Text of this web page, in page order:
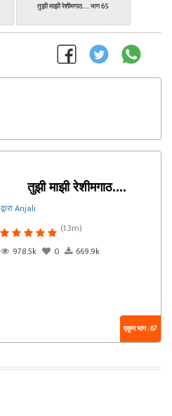
तुझी माझी रेशीमगाठ..... भाग 65
तुझी माझी रेशीमगाठ....
द्वारा Anjali
(1.3m)
978.5k
0 669.9k
एकूण भाग : 67